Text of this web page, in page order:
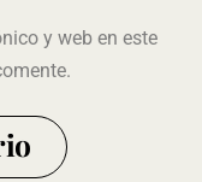
y web en este